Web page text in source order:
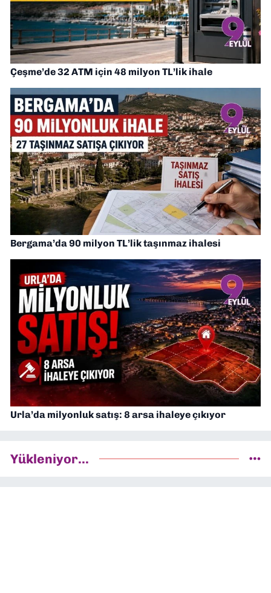
Çeşme’de 32 ATM için 48 milyon TL’lik ihale
Bergama’da 90 milyon TL’lik taşınmaz ihalesi
Urla’da milyonluk satış: 8 arsa ihaleye çıkıyor
Yükleniyor...